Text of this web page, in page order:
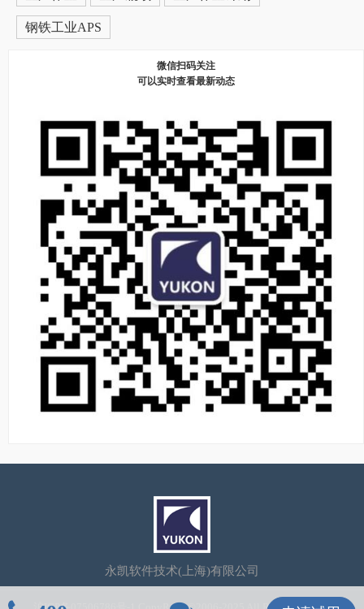
钢铁工业APS
微信扫码关注
可以实时查看最新动态
永凯软件技术(上海)有限公司